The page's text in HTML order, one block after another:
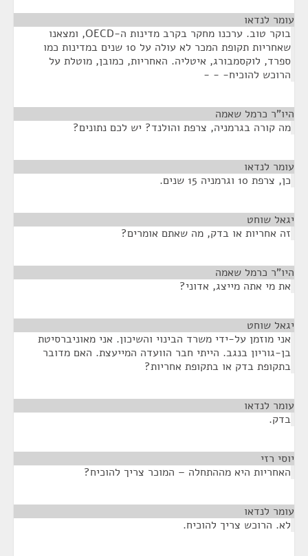
עומר לנדאו
בוקר טוב. ערכנו מחקר בקרב מדינות ה-OECD, ומצאנו
שאחריות תקופת המכר לא עולה על 10 שנים במדינות כמו
ספרד, לוקסמבורג, איטליה. האחריות, כמובן, מוטלת על
הרוכש להוכיח- - -
היו"ר כרמל שאמה
מה קורה בגרמניה, צרפת והולנד? יש לכם נתונים?
עומר לנדאו
כן, צרפת 10 וגרמניה 15 שנים.
יגאל שוחט
זה אחריות או בדק, מה שאתם אומרים?
היו"ר כרמל שאמה
את מי אתה מייצג, אדוני?
יגאל שוחט
אני מוזמן על-ידי משרד הבינוי והשיכון. אני מאוניברסיטת
בן-גוריון בנגב. הייתי חבר הוועדה המייעצת. האם מדובר
בתקופת בדק או בתקופת אחריות?
עומר לנדאו
בדק.
יוסי רזי
האחריות היא מההתחלה – המוכר צריך להוכיח?
עומר לנדאו
לא. הרוכש צריך להוכיח.